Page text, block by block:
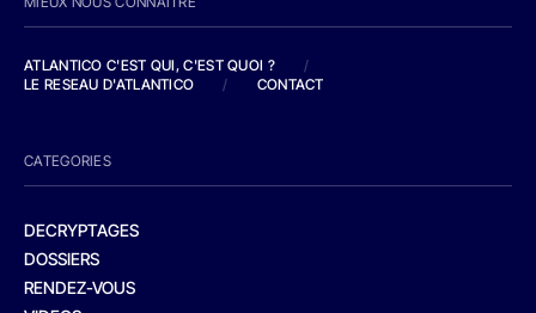
ATLANTICO C'EST QUI, C'EST QUOI ?
/
LE RESEAU D'ATLANTICO
/ CONTACT
CATEGORIES
DECRYPTAGES
DOSSIERS
RENDEZ-VOUS